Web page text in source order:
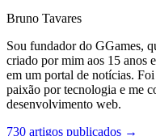
Bruno Tavares
Sou fundador do GGames,
criado por mim aos 15 anos
em um portal de notícias.
paixão por tecnologia e me
desenvolvimento web.
730 artigos publicados →